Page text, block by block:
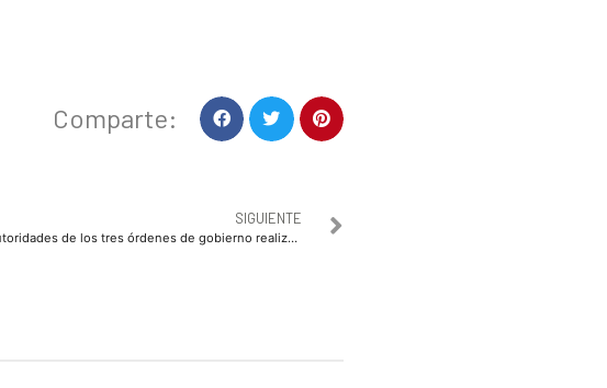
Comparte:
SIGUIENTE
Autoridades de los tres órdenes de gobierno realizaron recorridos preventivos por motivo de Halloween